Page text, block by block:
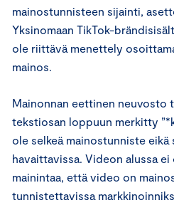
mainostunnisteen sijainti,
Yksinomaan TikTok-
ole riittävä menettely
mainos.
Mainonnan eettinen neuvosto
tekstiosan loppuun merkitty
ole selkeä mainostunniste
havaittavissa. Videon alussa ei
mainintaa, että video on
tunnistettavissa